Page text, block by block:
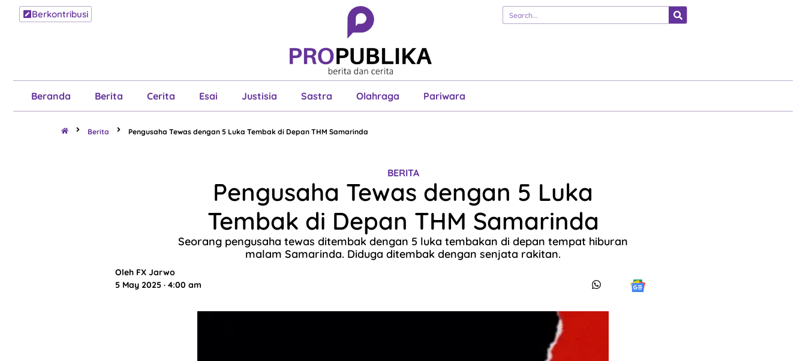
Berkontribusi
Beranda Berita Cerita Esai Justisia Sastra Olahraga Pariwara
Berita Cerita Esai Justisia
Pariwara
Berita Pengusaha Tewas dengan 5 Luka Tembak di Depan THM Samarinda
BERITA
Pengusaha Tewas dengan 5 Luka
Tembak di Depan THM Samarinda
Seorang pengusaha tewas ditembak dengan 5 luka tembakan di depan tempat hiburan
malam Samarinda. Diduga ditembak dengan senjata rakitan.
Oleh FX Jarwo
5 May 2025 · 4:00 am